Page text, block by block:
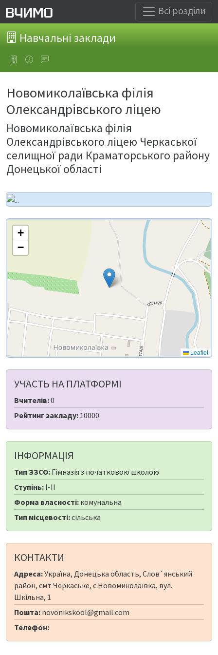
Всі розділи
Навчальні заклади
Новомиколаївська філія
Олександрівського ліцею
Новомиколаївська філія
Олександрівського ліцею Черкаської
селищної ради Краматорського району
Донецької області
+
−
Leaflet
УЧАСТЬ НА ПЛАТФОРМІ
Вчителів:0
Рейтинг закладу: 10000
ІНФОРМАЦІЯ
Тип ЗЗСО: Гімназія з початковою школою
Ступінь: I-II
Форма власності: комунальна
Тип місцевості:сільська
КОНТАКТИ
Адреса:Україна, Донецька область, Слов`янський
район, смт Черкаське, с.Новомиколаївка, вул.
Шкільна, 1
Пошта: novonikskool@gmail.com
Телефон: